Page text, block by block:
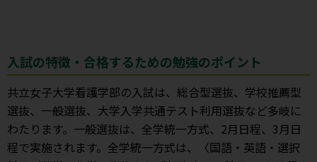
入試の特徴・合格するための勉強のポイント
共立女子大学看護学部の入試は、総合型選抜、学校推薦型
選抜、一般選抜、大学入学共通テスト利用選抜など多岐に
わたります。一般選抜は、全学統一方式、2月日程、3月日
程で実施されます。全学統一方式は、〈国語・英語・選択